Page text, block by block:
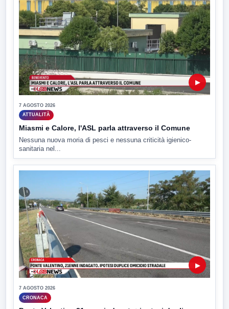
▶
7 AGOSTO 2026
ATTUALITÀ
Miasmi e Calore, l'ASL parla attraverso il Comune
Nessuna nuova moria di pesci e nessuna criticità igienico-
sanitaria nel...
▶
7 AGOSTO 2026
CRONACA